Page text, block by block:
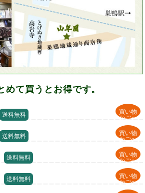
めて買うとお得です。
買い物
かごへ
送料無料
買い物
かごへ
送料無料
買い物
かごへ
送料無料
買い物
かごへ
送料無料